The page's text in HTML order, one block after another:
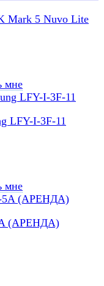
Mark 5 Nuvo Lite
мне
LFY-I-3F-11
мне
(АРЕНДА)